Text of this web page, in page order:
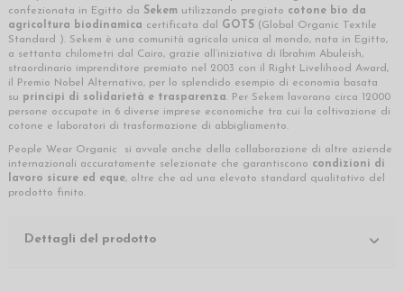
confezionata in Egitto da Sekem utilizzando pregiato cotone bio da
agricoltura biodinamica certificata dal GOTS (Global Organic Textile
Standard ). Sekem è una comunità agricola unica al mondo, nata in Egitto,
a settanta chilometri dal Cairo, grazie all’iniziativa di Ibrahim Abuleish,
straordinario imprenditore premiato nel 2003 con il Right Livelihood Award,
il Premio Nobel Alternativo, per lo splendido esempio di economia basata
su principi di solidarietà e trasparenza. Per Sekem lavorano circa 12000
persone occupate in 6 diverse imprese economiche tra cui la coltivazione di
cotone e laboratori di trasformazione di abbigliamento.
People Wear Organic si avvale anche della collaborazione di altre aziende
internazionali accuratamente selezionate che garantiscono condizioni di
lavoro sicure ed eque, oltre che ad una elevato standard qualitativo del
prodotto finito.
Dettagli del prodotto